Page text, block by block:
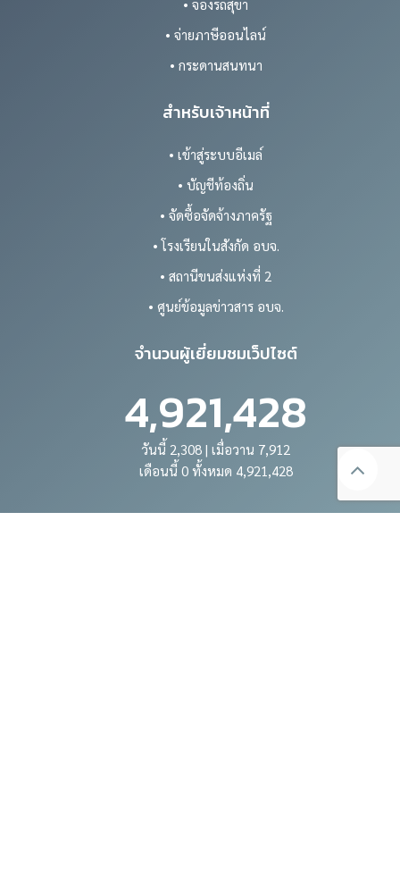
• จองรถสุขา
• จ่ายภาษีออนไลน์
• กระดานสนทนา
สำหรับเจ้าหน้าที่
• เข้าสู่ระบบอีเมล์
• บัญชีท้องถิ่น
• จัดซื้อจัดจ้างภาครัฐ
• โรงเรียนในสังกัด อบจ.
• สถานีขนส่งแห่งที่ 2
• ศูนย์ข้อมูลข่าวสาร อบจ.
จำนวนผู้เยี่ยมชมเว็ปไซต์
4,921,428
วันนี้ 2,308 | เมื่อวาน 7,912
เดือนนี้ 0 ทั้งหมด 4,921,428